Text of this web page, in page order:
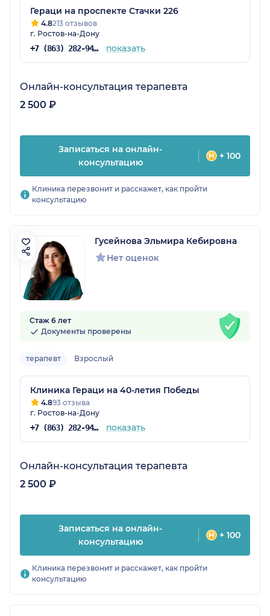
Гераци на проспекте Стачки 226
4.8213 отзывов
г. Ростов-на-Дону
+7 (863) 282-94-43 показать
Онлайн-консультация терапевта
2 500 ₽
Записаться на онлайн-
консультацию
+ 100
Клиника перезвонит и расскажет, как пройти
консультацию
Гусейнова Эльмира Кебировна
Нет оценок
Стаж 6 лет
Документы проверены
терапевт Взрослый
Клиника Гераци на 40-летия Победы
4.893 отзыва
г. Ростов-на-Дону
+7 (863) 282-94-43 показать
Онлайн-консультация терапевта
2 500 ₽
Записаться на онлайн-
консультацию
+ 100
Клиника перезвонит и расскажет, как пройти
консультацию